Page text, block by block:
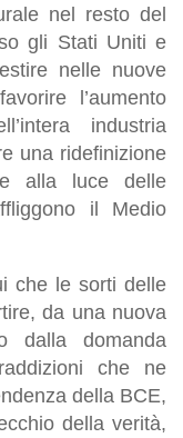
nel resto del
gli Stati Uniti e
nelle nuove
l’aumento
industria
una ridefinizione
alla luce delle
il Medio
che le sorti delle
da una nuova
dalla domanda
che ne
della BCE,
della verità,